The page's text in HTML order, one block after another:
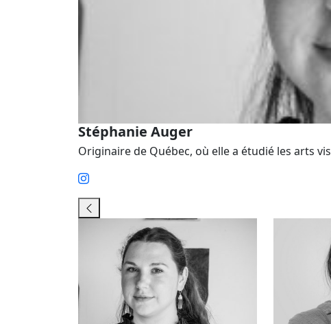
Stéphanie Auger
Originaire de Québec, où elle a étudié les arts